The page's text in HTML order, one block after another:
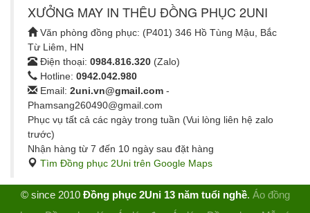
XƯỞNG MAY IN THÊU ĐỒNG PHỤC 2UNI
Văn phòng đồng phục: (P401) 346 Hồ Tùng Mậu, Bắc
Từ Liêm, HN
Điện thoại: 0984.816.320 (Zalo)
Hotline: 0942.042.980
Email: 2uni.vn@gmail.com -
Phamsang260490@gmail.com
Phục vụ tất cả các ngày trong tuần (Vui lòng liên hệ zalo
trước)
Nhận hàng từ 7 đến 10 ngày sau đặt hàng
Tìm Đồng phục 2Uni trên Google Maps
© since 2010 Đồng phục 2Uni 13 năm tuổi nghề. Áo đồng